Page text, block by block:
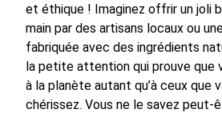
et éthique ! Imaginez offrir un joli
main par des artisans locaux ou
fabriquée avec des ingrédients
la petite attention qui prouve que
à la planète autant qu’à ceux que
chérissez. Vous ne le savez peut-